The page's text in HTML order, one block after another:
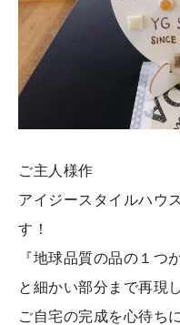
ご主人様作
アイジースタイルハウ
す！
『地球品質の品の１つ
と細かい部分まで再現
ご自宅の完成を心待ち